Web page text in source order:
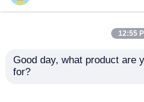
12:55
Good day, what product are
for?